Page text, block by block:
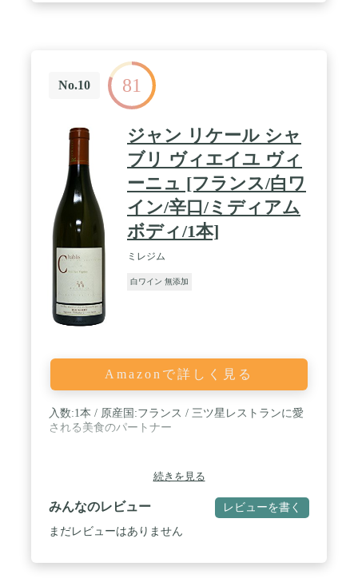
No.10 81
ジャン リケール シャ
ブリ ヴィエイユ ヴィ
ーニュ [フランス/白ワ
イン/辛口/ミディアム
ボディ/1本]
ミレジム
白ワイン 無添加
Amazonで詳しく見る
入数:1本 / 原産国:フランス / 三ツ星レストランに愛
される美食のパートナー
続きを見る
みんなのレビュー レビューを書く
まだレビューはありません